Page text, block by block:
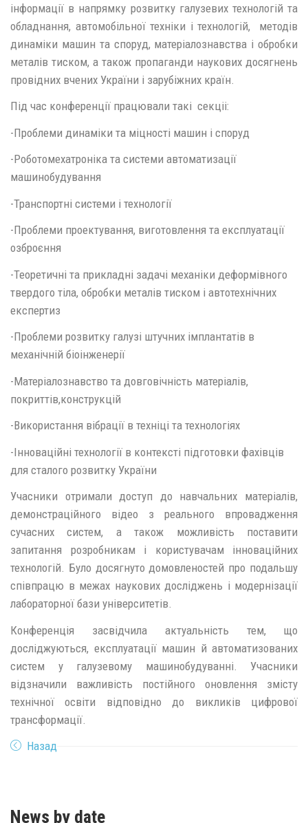
інформації в напрямку розвитку галузевих технологій та
обладнання, автомобільної техніки і технологій, методів
динаміки машин та споруд, матеріалознавства і обробки
металів тиском, а також пропаганди наукових досягнень
провідних вчених України і зарубіжних країн.
Під час конференції працювали такі секціі:
-Проблеми динаміки та міцності машин і споруд
-Роботомехатроніка та системи автоматизації
машинобудування
-Транспортні системи і технології
-Проблеми проектування, виготовлення та експлуатації
озброєння
-Теоретичні та прикладні задачі механіки деформівного
твердого тіла, обробки металів тиском і автотехнічних
експертиз
-Проблеми розвитку галузі штучних імплантатів в
механічній біоінженерії
-Матеріалознавство та довговічність матеріалів,
покриттів,конструкцій
-Використання вібрації в техніці та технологіях
-Інноваційні технології в контексті підготовки фахівців
для сталого розвитку України
Учасники отримали доступ до навчальних матеріалів,
демонстраційного відео з реального впровадження
сучасних систем, а також можливість поставити
запитання розробникам і користувачам інноваційних
технологій. Було досягнуто домовленостей про подальшу
співпрацю в межах наукових досліджень і модернізації
лабораторної бази університетів.
Конференція засвідчила актуальність тем, що
досліджуються, експлуатації машин й автоматизованих
систем у галузевому машинобудуванні. Учасники
відзначили важливість постійного оновлення змісту
технічної освіти відповідно до викликів цифрової
трансформації.
Назад
News by date